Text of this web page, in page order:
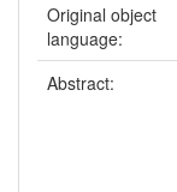
Original object
language:
Abstract: